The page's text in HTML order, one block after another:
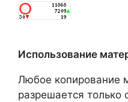
Использование
Любое копирование
разрешается только